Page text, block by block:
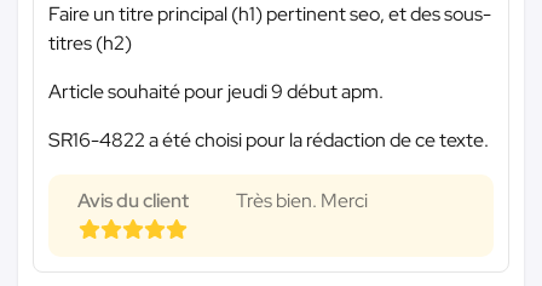
Faire un titre principal (h1) pertinent seo, et des sous-
titres (h2)
Article souhaité pour jeudi 9 début apm.
SR16-4822 a été choisi pour la rédaction de ce texte.
Avis du client Très bien. Merci